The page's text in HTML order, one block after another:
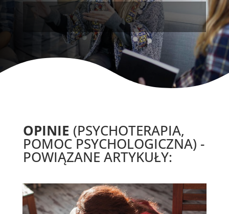
OPINIE (PSYCHOTERAPIA,
POMOC PSYCHOLOGICZNA) -
POWIĄZANE ARTYKUŁY: